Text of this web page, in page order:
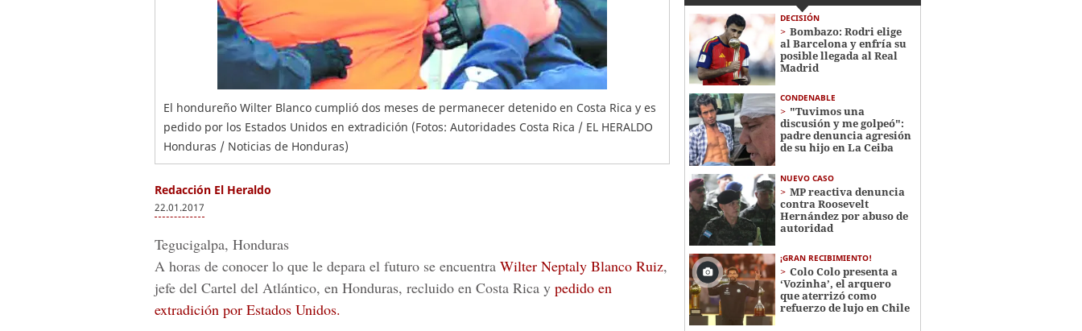
El hondureño Wilter Blanco cumplió dos meses de permanecer detenido en Costa Rica y es
pedido por los Estados Unidos en extradición (Fotos: Autoridades Costa Rica / EL HERALDO
Honduras / Noticias de Honduras)
Redacción El Heraldo
22.01.2017
Tegucigalpa, Honduras
A horas de conocer lo que le depara el futuro se encuentra Wilter Neptaly Blanco Ruiz,
jefe del Cartel del Atlántico, en Honduras, recluido en Costa Rica y pedido en
extradición por Estados Unidos.
DECISIÓN
Bombazo: Rodri elige
al Barcelona y enfría su
posible llegada al Real
Madrid
CONDENABLE
"Tuvimos una
discusión y me golpeó":
padre denuncia agresión
de su hijo en La Ceiba
NUEVO CASO
MP reactiva denuncia
contra Roosevelt
Hernández por abuso de
autoridad
¡GRAN RECIBIMIENTO!
Colo Colo presenta a
‘Vozinha’, el arquero
que aterrizó como
refuerzo de lujo en Chile